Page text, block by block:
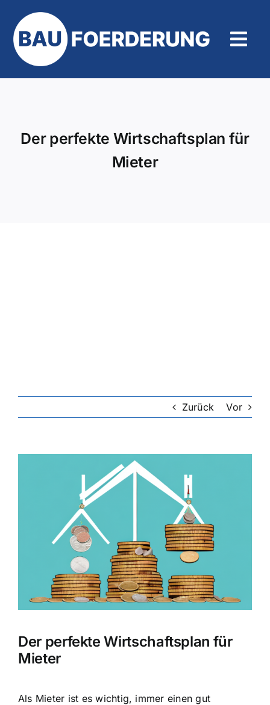
Inhalt
springen
Der perfekte Wirtschaftsplan für
Mieter
Zurück Vor
Der perfekte Wirtschaftsplan für
Mieter
Als Mieter ist es wichtig, immer einen gut